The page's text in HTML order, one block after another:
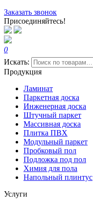
Заказать звонок
Присоединяйтесь!
0
Искать:
Продукция
Ламинат
Паркетная доска
Инженерная доска
Штучный паркет
Массивная доска
Плитка ПВХ
Модульный паркет
Пробковый пол
Подложка под пол
Химия для пола
Напольный плинтус
Услуги